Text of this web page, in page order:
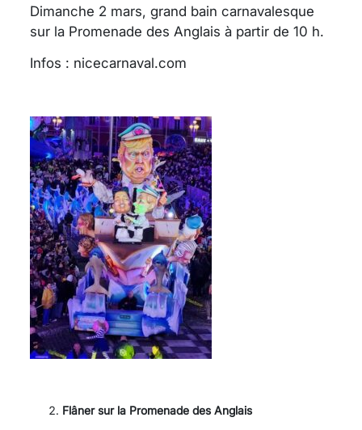
Dimanche 2 mars, grand bain carnavalesque
sur la Promenade des Anglais à partir de 10 h.
Infos : nicecarnaval.com
Flâner sur la Promenade des Anglais